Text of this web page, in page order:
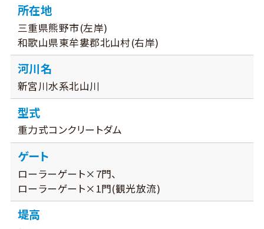
所在地
三重県熊野市(左岸)
和歌山県東牟婁郡北山村(右岸)
河川名
新宮川水系北山川
型式
重力式コンクリートダム
ゲート
ローラーゲート×7門、
ローラーゲート×1門(観光放流)
堤高